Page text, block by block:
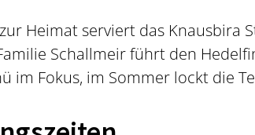
Heimat serviert das Knausbira
Schallmeir führt den
im Fokus, im Sommer lockt die